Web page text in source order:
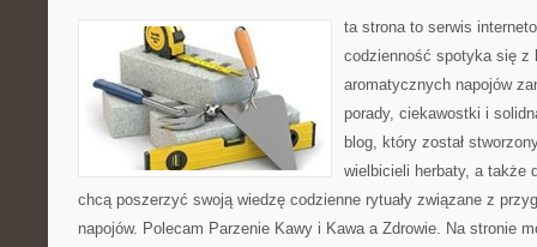
ta strona to serwis
codzienność spotyka się z
aromatycznych napojów
porady, ciekawostki i
blog, który został
wielbicieli herbaty, a także
chcą poszerzyć swoją wiedzę codzienne rytuały związane z
napojów. Polecam Parzenie Kawy i Kawa a Zdrowie. Na stronie